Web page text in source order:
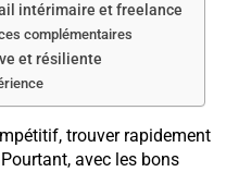
intérimaire et freelance
complémentaires
et résiliente
trouver rapidement
avec les bons